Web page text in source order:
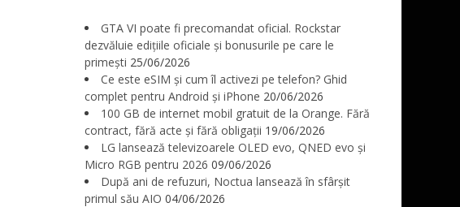
GTA VI poate fi precomandat oficial. Rockstar
dezvăluie edițiile oficiale și bonusurile pe care le
primești 25/06/2026
Ce este eSIM și cum îl activezi pe telefon? Ghid
complet pentru Android și iPhone 20/06/2026
100 GB de internet mobil gratuit de la Orange. Fără
contract, fără acte și fără obligații 19/06/2026
LG lansează televizoarele OLED evo, QNED evo și
Micro RGB pentru 2026 09/06/2026
După ani de refuzuri, Noctua lansează în sfârșit
primul său AIO 04/06/2026